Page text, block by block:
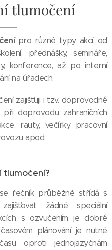
tlumočení
pro různé typy akcí, od
přednášky, semináře,
konference, až po interní
na úřadech.
zajišťuji i tzv. doprovodné
při doprovodu zahraničních
rauty, večírky, pracovní
apod.
tlumočení?
řečník průběžně střídá s
žádné speciální
s ozvučením je dobré
plánování je nutné
oproti jednojazyčnám